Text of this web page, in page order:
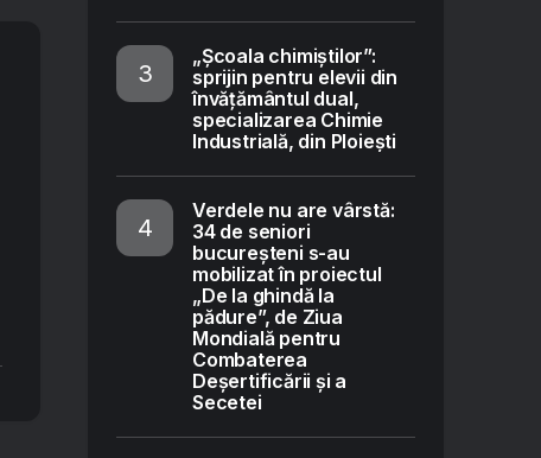
„Școala chimiștilor”:
sprijin pentru elevii din
învățământul dual,
specializarea Chimie
Industrială, din Ploiești
Verdele nu are vârstă:
34 de seniori
bucureșteni s-au
mobilizat în proiectul
„De la ghindă la
pădure”, de Ziua
Mondială pentru
Combaterea
Deșertificării și a
Secetei